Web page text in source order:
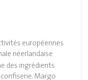
européennes
néerlandaise
des ingrédients
Margo